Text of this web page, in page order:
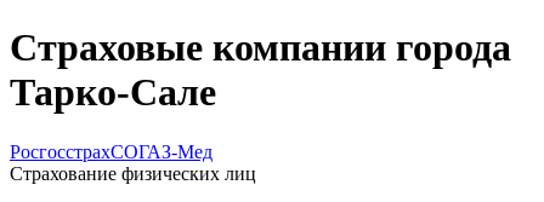
Страховые компании города
Тарко-Сале
РосгосстрахСОГАЗ-Мед
Страхование физических лиц